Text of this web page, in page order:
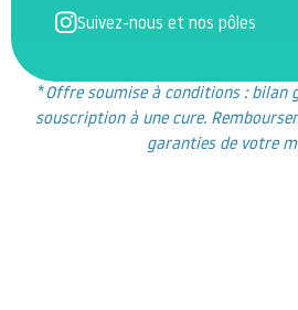
Suivez-nous et nos pôles
*Offre soumise à conditions : bilan
souscription à une cure.
garanties de votre